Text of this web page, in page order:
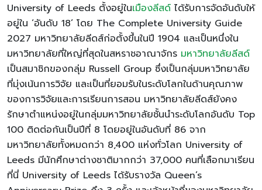
University of Leeds ตั้งอยู่ในเมืองลีสด ์ ได้รับการจัดอันดับให้
อยู่ใน ‘อันดับ 18’ โดย The Complete University Guide
2027 มหาวิทยาลัยลีดส์ก่อตั้งขึ้นในปี 1904 และเป็นหนึ่งใน
มหาวิทยาลัยที่ใหญ่ที่สุดในสหราชอาณาจักร มหาวิทยาลัยลีสด์
เป็นสมาชิกของกลุ่ม Russell Group ซึ่งเป็นกลุ่มมหาวิทยาลัย
ที่มุ่งเน้นการวิจัย และเป็นที่ยอมรับในระดับโลกในด้านคุณภาพ
ของการวิจัยและการเรียนการสอน มหาวิทยาลัยลีดส์ยังคง
รักษาตำแหน่งอยู่ในกลุ่มมหาวิทยาลัยชั้นนำระดับโลกอันดับ Top
100 ติดต่อกันเป็นปีที่ 8 โดยอยู่ในอันดับที่ 86 จาก
มหาวิทยาลัยทั้งหมดกว่า 8,400 แห่งทั่วโลก University of
Leeds มีนักศึกษาต่างชาติมากกว่า 37,000 คนที่เลือกมาเรียน
ที่นี่ University of Leeds ได้รับรางวัล Queen’s